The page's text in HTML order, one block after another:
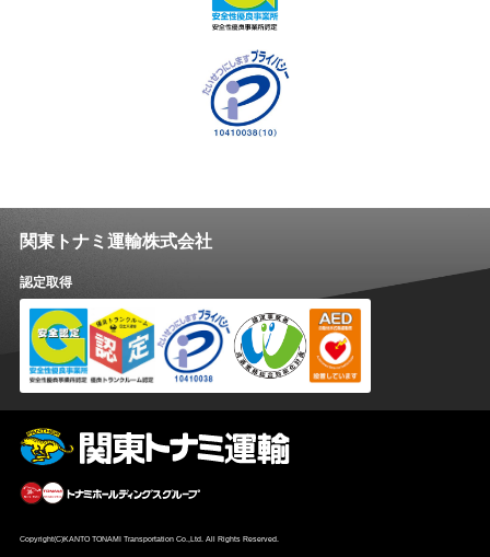
関東トナミ運輸株式会社
認定取得
Copyright(C)KANTO TONAMI Transportation Co.,Ltd. All Rights Reserved.